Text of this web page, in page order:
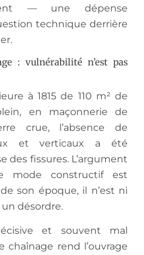
— une dépense
technique derrière
: vulnérabilité n’est pas
à 1815 de 110 m² de
en maçonnerie de
crue, l’absence de
et verticaux a été
des fissures. L’argument
mode constructif est
son époque, il n’est ni
désordre.
et souvent mal
chaînage rend l’ouvrage